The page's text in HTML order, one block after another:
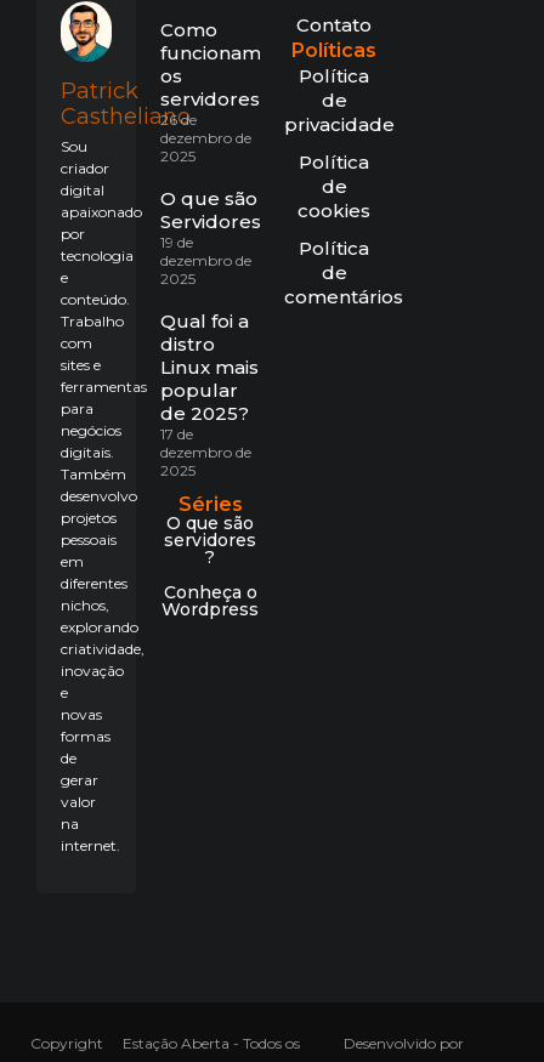
Patrick
Castheliano
Sou
criador
digital
apaixonado
por
tecnologia
e
conteúdo.
Trabalho
com
sites e
ferramentas
para
negócios
digitais.
Também
desenvolvo
projetos
pessoais
em
diferentes
nichos,
explorando
criatividade,
inovação
e
novas
formas
de
gerar
valor
na
internet.
Como
funcionam
os
servidores?
26 de
dezembro de
2025
O que são
Servidores?
19 de
dezembro de
2025
Qual foi a
distro
Linux mais
popular
de 2025?
17 de
dezembro de
2025
Séries
O que são
servidores
?
Conheça o
Wordpress
Contato
Políticas
Política
de
privacidade
Política
de
cookies
Política
de
comentários
Copyright Estação Aberta - Todos os Desenvolvido por